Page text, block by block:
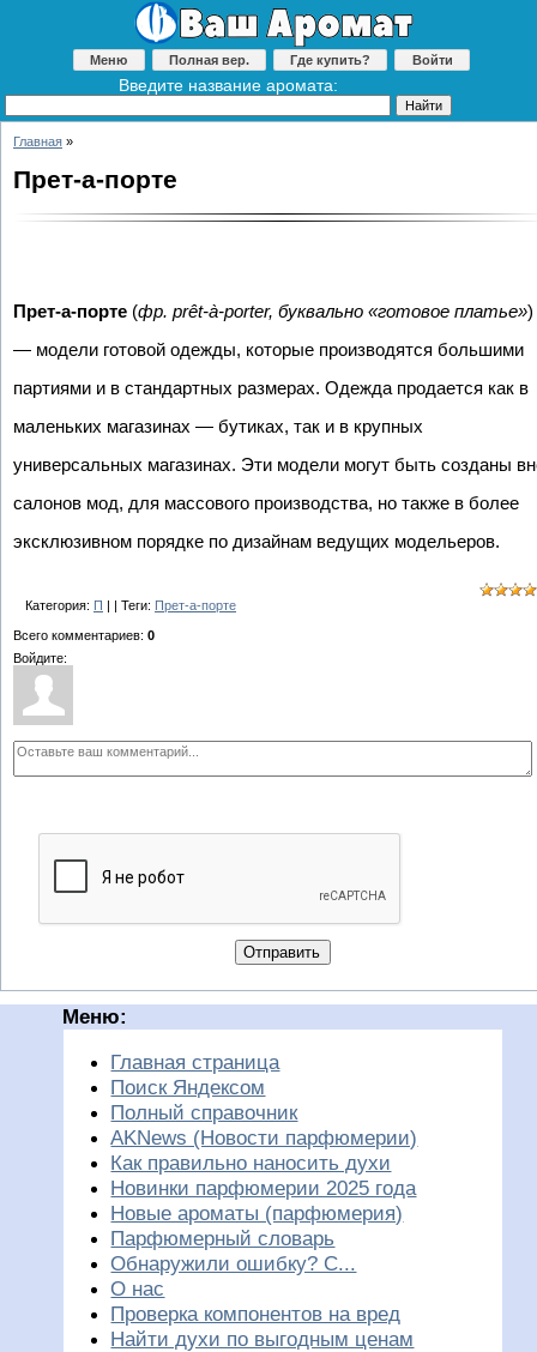
Меню Полная вер. Где купить? Войти
Введите название аромата:
Главная »
Прет-а-порте
Прет-а-порте (фр. prêt-à-porter, буквально «готовое платье»)
— модели готовой одежды, которые производятся большими
партиями и в стандартных размерах. Одежда продается как в
маленьких магазинах — бутиках, так и в крупных
универсальных магазинах. Эти модели могут быть созданы
салонов мод, для массового производства, но также в более
эксклюзивном порядке по дизайнам ведущих модельеров.
Категория: П | | Теги: Прет-а-порте
Всего комментариев: 0
Войдите:
Отправить
Меню:
Главная страница
Поиск Яндексом
Полный справочник
AKNews (Новости парфюмерии)
Как правильно наносить духи
Новинки парфюмерии 2025 года
Новые ароматы (парфюмерия)
Парфюмерный словарь
Обнаружили ошибку? С...
О нас
Проверка компонентов на вред
Найти духи по выгодным ценам